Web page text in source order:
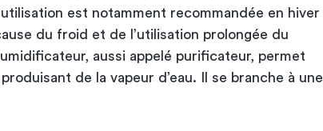
utilisation est notamment recommandée en hiver
du froid et de l’utilisation prolongée du
aussi appelé purificateur, permet
de la vapeur d’eau. Il se branche à une